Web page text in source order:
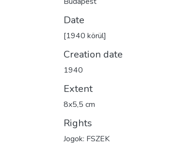
Date
[1940 körül]
Creation date
1940
Extent
8x5,5 cm
Rights
Jogok: FSZEK